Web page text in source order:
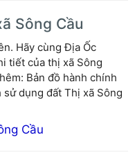
Sông Cầu
Hãy cùng Địa Ốc
tiết của thị xã Sông
Bản đồ hành chính
dụng đất Thị xã Sông